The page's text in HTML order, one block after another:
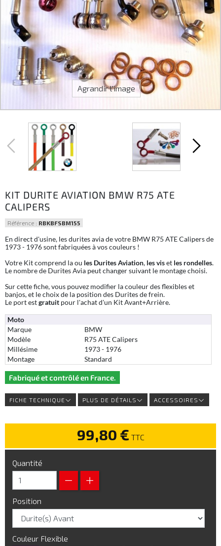
Agrandir l'image
KIT DURITE AVIATION BMW R75 ATE
CALIPERS
Référence : RBKBFSBM155
En direct d'usine, les durites avia de votre BMW R75 ATE Calipers de
1973 - 1976 sont fabriquées à vos couleurs !
Votre Kit comprend la ou les Durites Aviation, les viset les rondelles.
Le nombre de Durites Avia peut changer suivant le montage choisi.
Sur cette fiche, vous pouvez modifier la couleur des flexibles et
banjos, et le choix de la position des Durites de frein.
Le port estgratuit pour l'achat d'un Kit Avant+Arrière.
Moto
Marque
BMW
Modèle
R75 ATE Calipers
Millésime
1973 - 1976
Montage
Standard
Fabriqué et contrôlé en France.
FICHE TECHNIQUE PLUS DE DÉTAILS ACCESSOIRES
99,80 € TTC
Quantité
Position
Couleur Flexible